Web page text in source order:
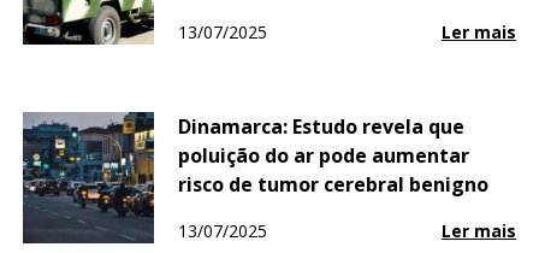
13/07/2025 Ler mais
Dinamarca: Estudo revela que
poluição do ar pode aumentar
risco de tumor cerebral benigno
13/07/2025 Ler mais